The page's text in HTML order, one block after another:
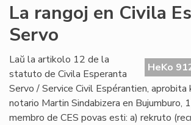
La rangoj en Civila
Servo
HeKo
Laŭ la artikolo 12 de la
statuto de Civila Esperanta
Servo / Service Civil Espérantien,
notario Martin Sindabizera en Bujumburo,
membro de CES povas esti: a) rekruto